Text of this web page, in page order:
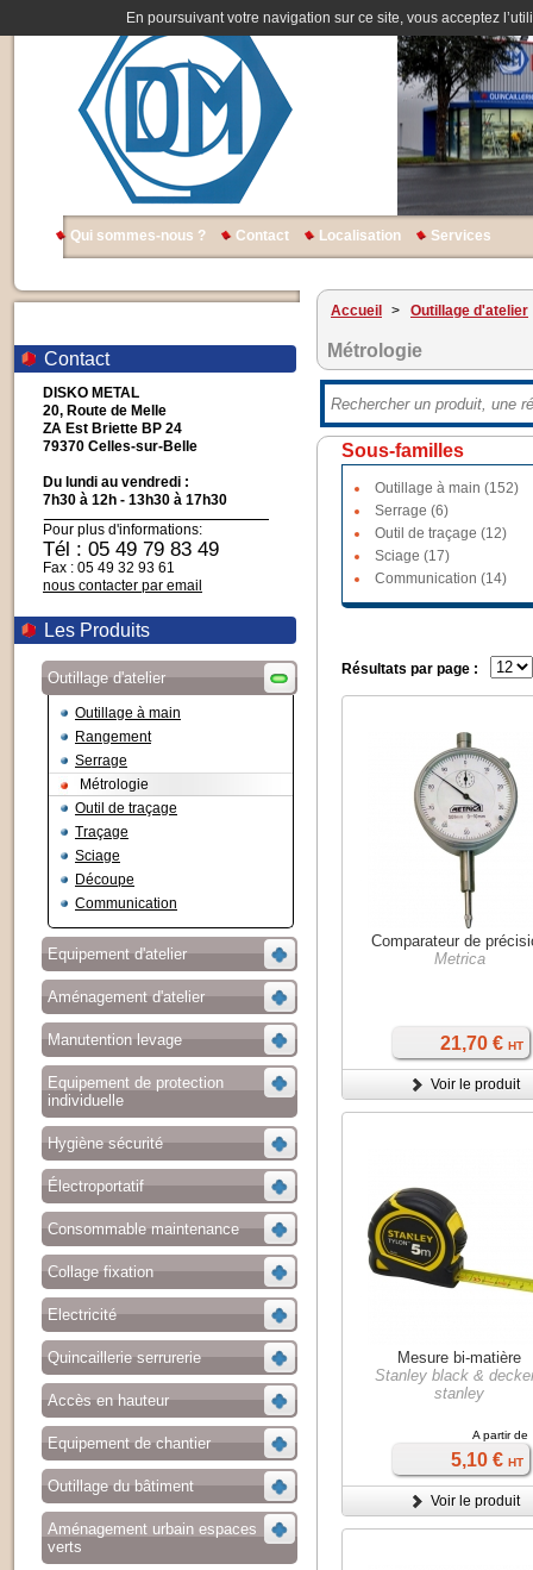
En poursuivant votre navigation sur ce site, vous acceptez
Qui sommes-nous ? Contact Localisation Services
Contact
DISKO METAL
20, Route de Melle
ZA Est Briette BP 24
79370 Celles-sur-Belle
Du lundi au vendredi :
7h30 à 12h - 13h30 à 17h30
Pour plus d'informations:
Tél : 05 49 79 83 49
Fax : 05 49 32 93 61
nous contacter par email
Les Produits
Outillage d'atelier
Outillage à main
Rangement
Serrage
Métrologie
Outil de traçage
Traçage
Sciage
Découpe
Communication
Equipement d'atelier
Aménagement d'atelier
Manutention levage
Equipement de protection
individuelle
Hygiène sécurité
Électroportatif
Consommable maintenance
Collage fixation
Electricité
Quincaillerie serrurerie
Accès en hauteur
Equipement de chantier
Outillage du bâtiment
Aménagement urbain espaces
verts
Accueil > Outillage d'atelier
Métrologie
Sous-familles
Outillage à main (152)
Serrage (6)
Outil de traçage (12)
Sciage (17)
Communication (14)
Résultats par page :
Comparateur de
Metrica
21,70 € HT
Voir le produit
Mesure bi-matière
Stanley black &
stanley
A partir de
5,10 € HT
Voir le produit